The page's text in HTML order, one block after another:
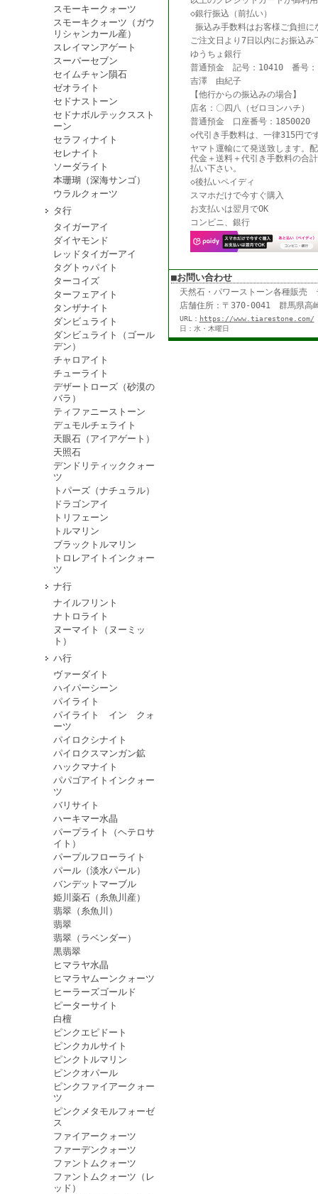
スモーキークォーツ
スモーキクォーツ（ガウ
リシャンカール産）
スレイマンアゲート
スーパーセブン
セイムチャン隕石
ゼオライト
セドナストーン
セドナボルテックススト
ーン
セラフィナイト
セレナイト
ソーダライト
本珊瑚（深海サンゴ）
ウラルクォーツ
タ行
タイガーアイ
ダイヤモンド
レッドタイガーアイ
タグトゥパイト
ターコイズ
ターフェアイト
タンザナイト
ダンビュライト
ダンビュライト（ゴール
デン）
チャロアイト
チューライト
デザートローズ（砂漠の
バラ）
ティファニーストーン
デュモルチェライト
天眼石（アイアゲート）
天照石
デンドリティッククォー
ツ
トパーズ（ナチュラル）
ドラゴンアイ
トリフェーン
トルマリン
ブラックトルマリン
トロレアイトインクォー
ツ
ナ行
ナイルフリント
ナトロライト
ヌーマイト（ヌーミッ
ト）
ハ行
ヴァーダイト
ハイパーシーン
パイライト
パイライト イン クォ
ーツ
パイロクシナイト
パイロクスマンガン鉱
ハックマナイト
パパゴアイトインクォー
ツ
バリサイト
ハーキマー水晶
パープライト（ヘテロサ
イト）
パープルフローライト
パール（淡水パール）
バンデットマーブル
姫川薬石（糸魚川産）
翡翠（糸魚川）
翡翠
翡翠（ラベンダー）
黒翡翠
ヒマラヤ水晶
ヒマラヤムーンクォーツ
ヒーラーズゴールド
ピーターサイト
白檀
ピンクエピドート
ピンクカルサイト
ピンクトルマリン
ピンクオパール
ピンクファイアークォー
ツ
ピンクメタモルフォーゼ
ス
ファイアークォーツ
ファーデンクォーツ
ファントムクォーツ
ファントムクォーツ（レ
ッド）
◇銀行振込（前払い）
振込み手数料はお客様ご負担に
ご注文日より7日以内にお振込み
ゆうちょ銀行
普通預金 記号：10410 番号：
吉澤 由紀子
【他行からの振込みの場合】
店名：〇四八（ゼロヨンハチ）
普通預金 口座番号：1850020
◇代引き手数料は、一律315円で
ヤマト運輸にて発送致します。
代金＋送料＋代引き手数料の合
払い下さい。
◇後払いペイディ
スマホだけで今すぐ購入
お支払いは翌月でOK
コンビニ、銀行
■お問い合わせ
天然石・パワーストーン各種販
店舗住所：〒370-0041 群馬
URL： https://www.tiarestone.com/
日：水・木曜日